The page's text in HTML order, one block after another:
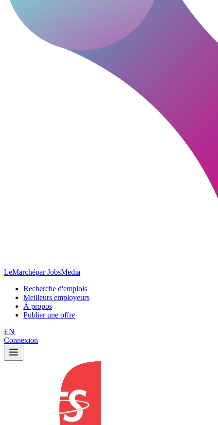
LeMarchépar JobsMedia
Recherche d'emplois
Meilleurs employeurs
À propos
Publier une offre
EN
Connexion